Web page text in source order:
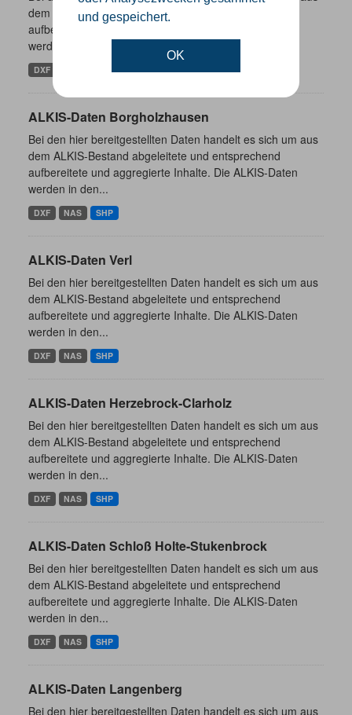
und gespeichert.
OK
dem ALKIS-Bestand abgeleitete und entsprechend
aufbereitete und aggregierte Inhalte. Die ALKIS-Daten
werden in den...
DXF SHP
ALKIS-Daten Borgholzhausen
Bei den hier bereitgestellten Daten handelt es sich um aus
dem ALKIS-Bestand abgeleitete und entsprechend
aufbereitete und aggregierte Inhalte. Die ALKIS-Daten
werden in den...
DXF NAS SHP
ALKIS-Daten Verl
Bei den hier bereitgestellten Daten handelt es sich um aus
dem ALKIS-Bestand abgeleitete und entsprechend
aufbereitete und aggregierte Inhalte. Die ALKIS-Daten
werden in den...
DXF NAS SHP
ALKIS-Daten Herzebrock-Clarholz
Bei den hier bereitgestellten Daten handelt es sich um aus
dem ALKIS-Bestand abgeleitete und entsprechend
aufbereitete und aggregierte Inhalte. Die ALKIS-Daten
werden in den...
DXF NAS SHP
ALKIS-Daten Schloß Holte-Stukenbrock
Bei den hier bereitgestellten Daten handelt es sich um aus
dem ALKIS-Bestand abgeleitete und entsprechend
aufbereitete und aggregierte Inhalte. Die ALKIS-Daten
werden in den...
DXF NAS SHP
ALKIS-Daten Langenberg
Bei den hier bereitgestellten Daten handelt es sich um aus